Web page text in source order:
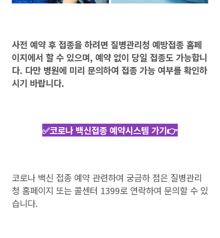
사전 예약 후 접종을 하려면 질병관리청 예방접종 홈페
이지에서 할 수 있으며, 예약 없이 당일 접종도 가능합니
다. 다만 병원에 미리 문의하여 접종 가능 여부를 확인하
시기 바랍니다.
✅코로나 백신접종 예약시스템 가기👉
코로나 백신 접종 예약 관련하여 궁금하 점은 질병관리
청 홈페이지 또는 콜센터 1399로 연락하여 문의할 수 있
습니다.